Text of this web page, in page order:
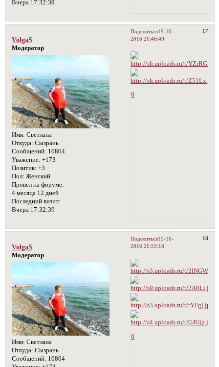
Вчера 17:32:39
Поделиться 17
19-10-
2016 20:46:49
VolgaS
Модератор
Имя: Светлана
Откуда: Сызрань
Сообщений: 10804
Уважение: +173
Позитив: +3
Пол: Женский
Провел на форуме:
4 месяца 12 дней
Последний визит:
Вчера 17:32:39
0
Поделиться 18
19-10-
2016 20:53:18
VolgaS
Модератор
Имя: Светлана
Откуда: Сызрань
Сообщений: 10804
0